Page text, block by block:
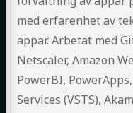
med erfarenhet av
appar. Arbetat med
Netscaler, Amazon
PowerBI,
Services (VSTS),